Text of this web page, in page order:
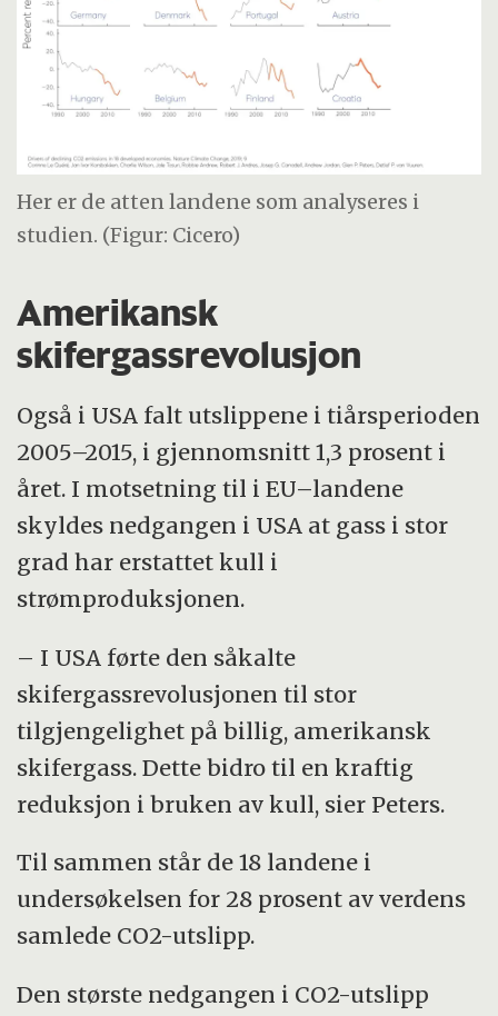
Her er de atten landene som analyseres i
studien. (Figur: Cicero)
Amerikansk
skifergassrevolusjon
Også i USA falt utslippene i tiårsperioden
2005–2015, i gjennomsnitt 1,3 prosent i
året. I motsetning til i EU–landene
skyldes nedgangen i USA at gass i stor
grad har erstattet kull i
strømproduksjonen.
– I USA førte den såkalte
skifergassrevolusjonen til stor
tilgjengelighet på billig, amerikansk
skifergass. Dette bidro til en kraftig
reduksjon i bruken av kull, sier Peters.
Til sammen står de 18 landene i
undersøkelsen for 28 prosent av verdens
samlede CO2-utslipp.
Den største nedgangen i CO2-utslipp